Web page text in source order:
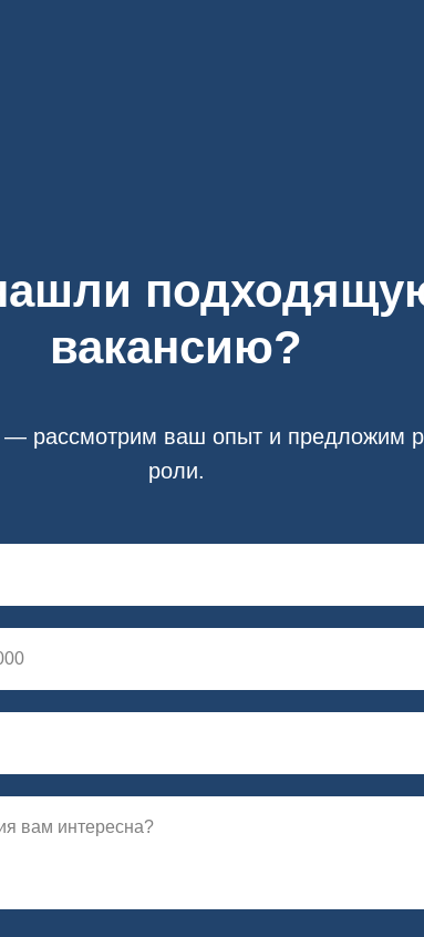
вакансию?
— рассмотрим ваш опыт и предложим
роли.